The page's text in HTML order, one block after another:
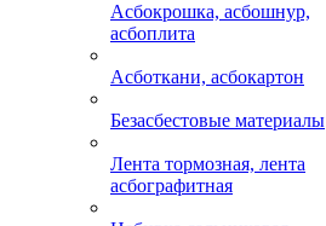
Асбокрошка, асбошнур,
асбоплита
Асботкани, асбокартон
Безасбестовые материалы
Лента тормозная, лента
асбографитная